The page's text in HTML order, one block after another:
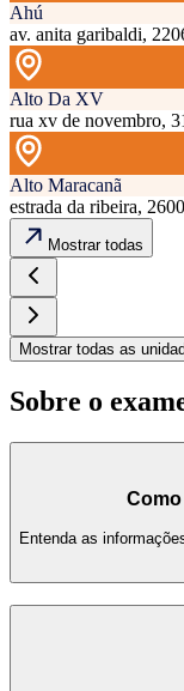
Ahú
av. anita garibaldi,
Alto Da XV
rua xv de novembro,
Alto Maracanã
estrada da ribeira,
Mostrar todas
Mostrar todas as
Sobre o
Entenda as